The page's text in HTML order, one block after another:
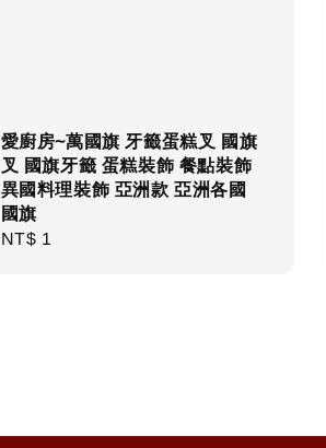
愛廚房~萬國旗 牙籤蛋糕叉 國旗
叉 國旗牙籤 蛋糕裝飾 餐點裝飾
異國料理裝飾 亞洲款 亞洲各國
國旗
Regular
NT$ 1